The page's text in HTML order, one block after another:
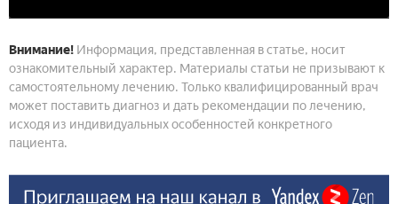
Внимание! Информация, представленная в статье, носит
ознакомительный характер. Материалы статьи не призывают к
самостоятельному лечению. Только квалифицированный врач
может поставить диагноз и дать рекомендации по лечению,
исходя из индивидуальных особенностей конкретного
пациента.